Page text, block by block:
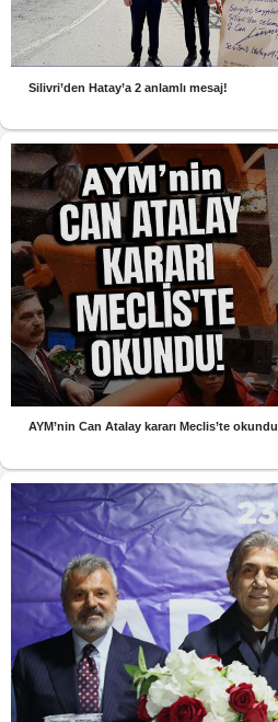
Silivri’den Hatay’a 2 anlamlı mesaj!
AYM’nin Can Atalay kararı Meclis’te okundu